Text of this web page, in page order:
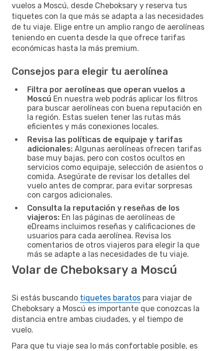
vuelos a Moscú, desde Cheboksary y reserva tus
tiquetes con la que más se adapta a las necesidades
de tu viaje. Elige entre un amplio rango de aerolíneas
teniendo en cuenta desde la que ofrece tarifas
económicas hasta la más premium.
Consejos para elegir tu aerolínea
Filtra por aerolíneas que operan vuelos a
Moscú En nuestra web podrás aplicar los filtros
para buscar aerolíneas con buena reputación en
la región. Estas suelen tener las rutas más
eficientes y más conexiones locales.
Revisa las políticas de equipaje y tarifas
adicionales: Algunas aerolíneas ofrecen tarifas
base muy bajas, pero con costos ocultos en
servicios como equipaje, selección de asientos o
comida. Asegúrate de revisar los detalles del
vuelo antes de comprar, para evitar sorpresas
con cargos adicionales.
Consulta la reputación y reseñas de los
viajeros: En las páginas de aerolíneas de
eDreams incluimos reseñas y calificaciones de
usuarios para cada aerolínea. Revisa los
comentarios de otros viajeros para elegir la que
más se adapte a las necesidades de tu viaje.
Volar de Cheboksary a Moscú
Si estás buscando tiquetes baratos para viajar de
Cheboksary a Moscú es importante que conozcas la
distancia entre ambas ciudades, y el tiempo de
vuelo.
Para que tu viaje sea lo más confortable posible, es